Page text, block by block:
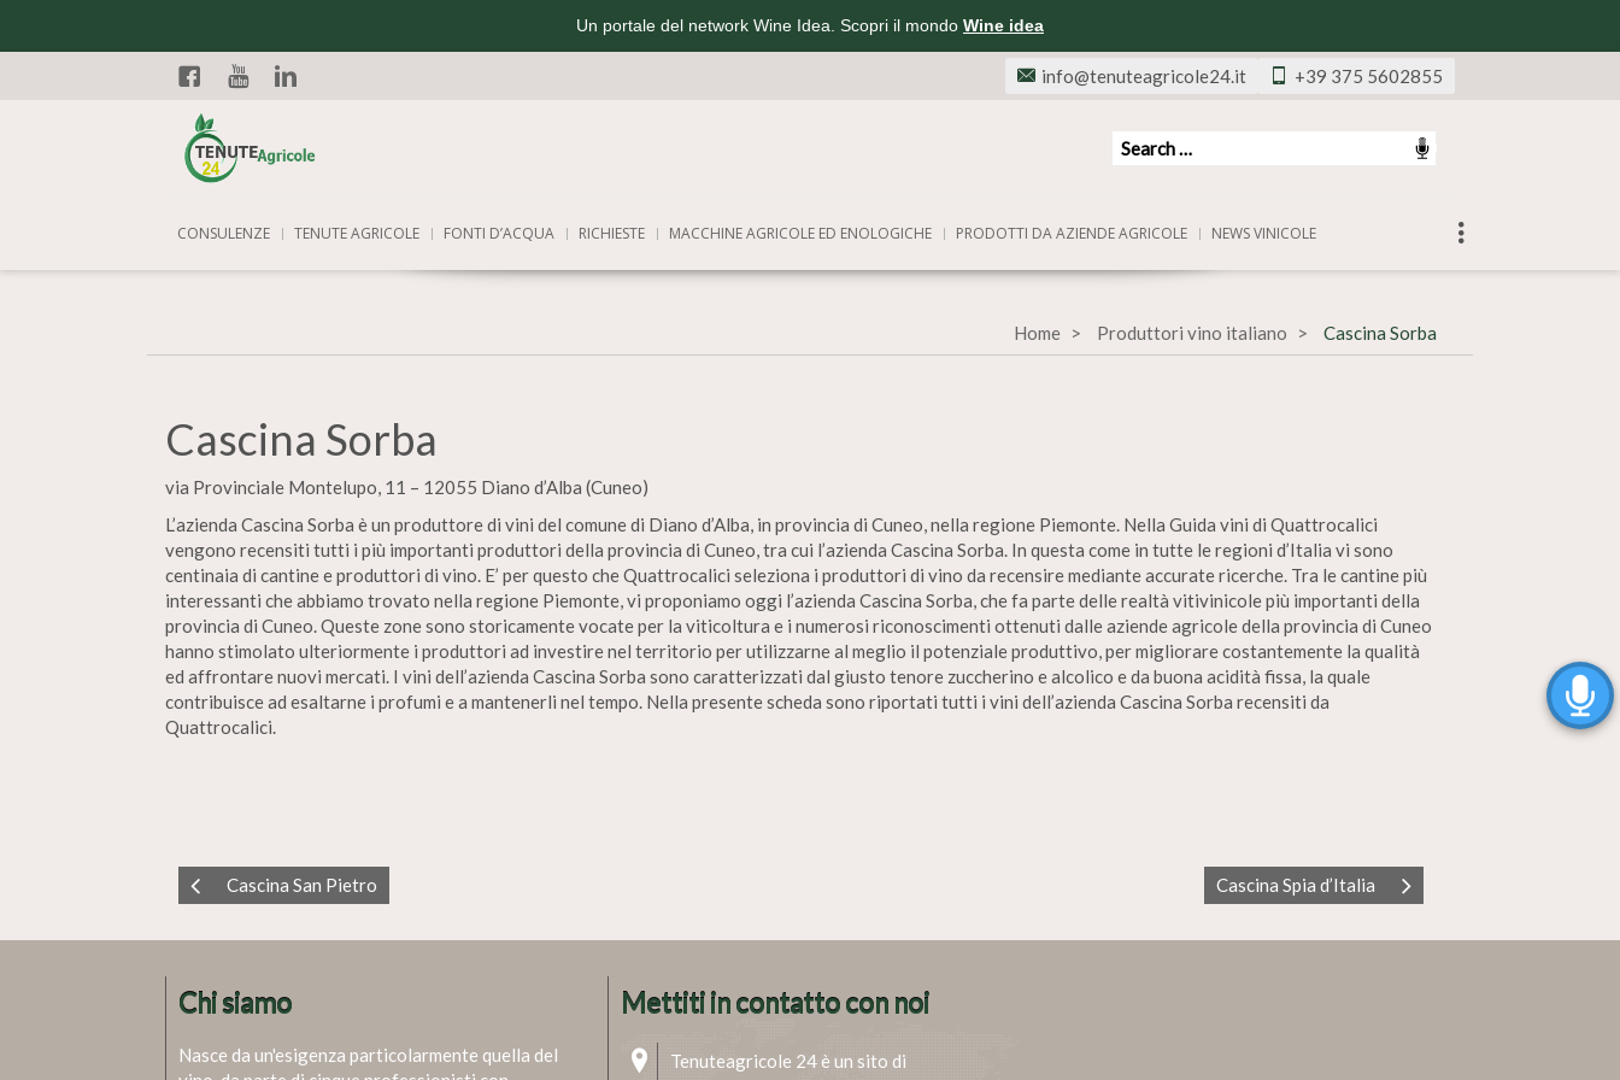
Un portale del network Wine Idea. Scopri il mondo Wine idea
Facebook
+39 375 5602855
info@tenuteagricole24.it
CONSULENZE TENUTE AGRICOLE FONTI D’ACQUA RICHIESTE MACCHINE AGRICOLE ED ENOLOGICHE PRODOTTI DA AZIENDE AGRICOLE NEWS VINICOLE
Home Produttori vino italiano Cascina Sorba
Cascina Sorba
via Provinciale Montelupo, 11 – 12055 Diano d’Alba (Cuneo)
L’azienda Cascina Sorba è un produttore di vini del comune di Diano d’Alba, in provincia di Cuneo, nella regione Piemonte. Nella Guida vini di Quattrocalici
vengono recensiti tutti i più importanti produttori della provincia di Cuneo, tra cui l’azienda Cascina Sorba. In questa come in tutte le regioni d’Italia vi sono
centinaia di cantine e produttori di vino. E’ per questo che Quattrocalici seleziona i produttori di vino da recensire mediante accurate ricerche. Tra le cantine più
interessanti che abbiamo trovato nella regione Piemonte, vi proponiamo oggi l’azienda Cascina Sorba, che fa parte delle realtà vitivinicole più importanti della
provincia di Cuneo. Queste zone sono storicamente vocate per la viticoltura e i numerosi riconoscimenti ottenuti dalle aziende agricole della provincia di Cuneo
hanno stimolato ulteriormente i produttori ad investire nel territorio per utilizzarne al meglio il potenziale produttivo, per migliorare costantemente la qualità
ed affrontare nuovi mercati. I vini dell’azienda Cascina Sorba sono caratterizzati dal giusto tenore zuccherino e alcolico e da buona acidità fissa, la quale
contribuisce ad esaltarne i profumi e a mantenerli nel tempo. Nella presente scheda sono riportati tutti i vini dell’azienda Cascina Sorba recensiti da
Quattrocalici.
Cascina San Pietro Cascina Spia d’Italia
Chi siamo
Nasce da un'esigenza particolarmente quella del
Mettiti in contatto con noi
Tenuteagricole 24 è un sito di